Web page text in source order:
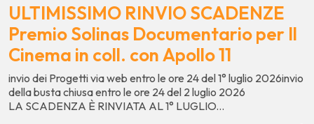
ULTIMISSIMO RINVIO SCADENZE
Premio Solinas Documentario per Il
Cinema in coll. con Apollo 11
invio dei Progetti via web entro le ore 24 del 1° luglio 2026invio
della busta chiusa entro le ore 24 del 2 luglio 2026
LA SCADENZA È RINVIATA AL 1° LUGLIO...